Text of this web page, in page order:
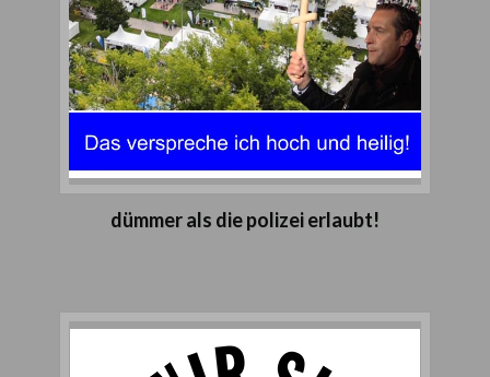
dümmer als die polizei erlaubt!